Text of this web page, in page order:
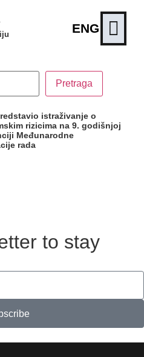
ENG
istraživanje o
rizicima na 9. godišnjoj
Međunarodne
rada
to stay